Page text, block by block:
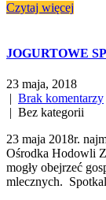
Czytaj więcej
JOGURTOWE
23 maja, 2018
| Brak komentarzy
| Bez kategorii
23 maja 2018r.
Ośrodka Hodowli
mogły obejrzeć
mlecznych.